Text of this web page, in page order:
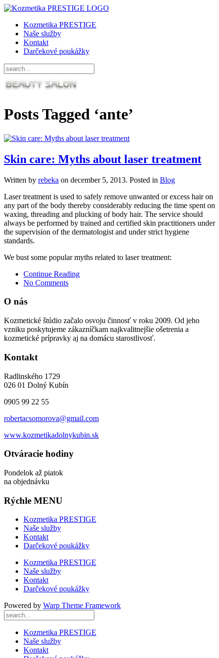
Kozmetika PRESTIGE
Naše služby
Kontakt
Darčekové poukážky
Posts Tagged ‘ante’
Skin care: Myths about laser treatment
Written by rebeka on december 5, 2013. Posted in Blog
Laser treatment is used to safely remove unwanted or excess hair on
any part of the body thereby considerably reducing the time spent on
waxing, threading and plucking of body hair. The service should
always be performed by trained and certified skin practitioners under
the supervision of the dermatologist and under strict hygiene
standards.
We bust some popular myths related to laser treatment:
Continue Reading
No Comments
O nás
Kozmetické štúdio začalo osvoju činnosť v roku 2009. Od jeho
vzniku poskytujeme zákazníčkam najkvalitnejšie ošetrenia a
kozmetické prípravky aj na domácu starostlivosť.
Kontakt
Radlinského 1729
026 01 Dolný Kubín
0905 99 22 55
robertacsomorova@gmail.com
www.kozmetikadolnykubin.sk
Otváracie hodiny
Pondelok až piatok
na objednávku
Rýchle MENU
Kozmetika PRESTIGE
Naše služby
Kontakt
Darčekové poukážky
Kozmetika PRESTIGE
Naše služby
Kontakt
Darčekové poukážky
Powered by Warp Theme Framework
Kozmetika PRESTIGE
Naše služby
Kontakt